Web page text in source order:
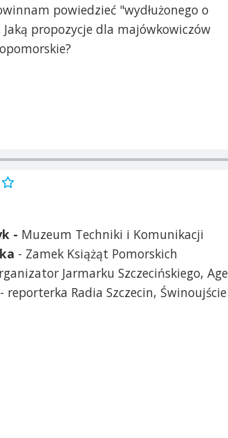
powiedzieć "wydłużonego o
Jaką propozycje dla majówkowiczów
- Muzeum Techniki i Komunikacji
- Zamek Książąt Pomorskich
Jarmarku Szczecińskiego,
- reporterka Radia Szczecin, Świnoujście